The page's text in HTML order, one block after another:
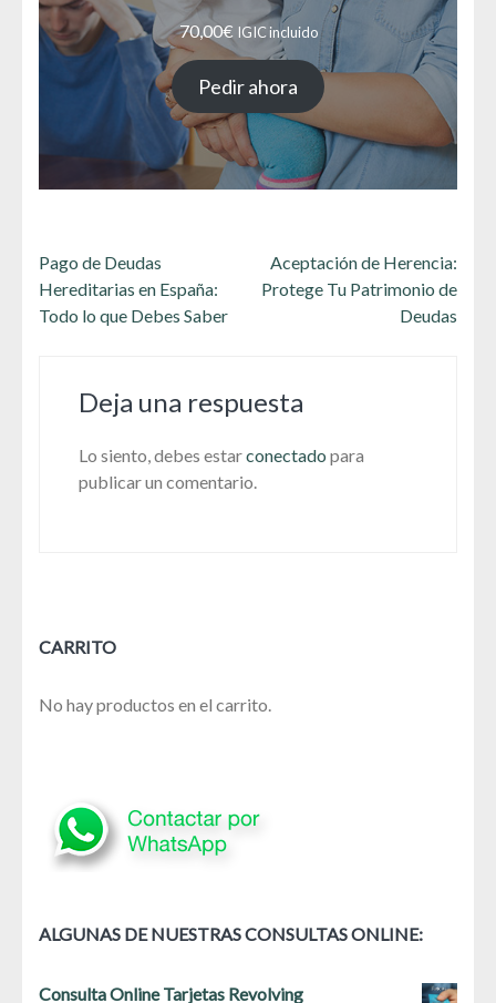
70,00€ IGIC incluido
Pedir ahora
Navegación
de
entradas
Pago de Deudas
Hereditarias en España:
Todo lo que Debes Saber
Aceptación de Herencia:
Protege Tu Patrimonio de
Deudas
Deja una respuesta
Lo siento, debes estarconectado para
publicar un comentario.
CARRITO
No hay productos en el carrito.
ALGUNAS DE NUESTRAS CONSULTAS ONLINE:
Consulta Online Tarjetas Revolving